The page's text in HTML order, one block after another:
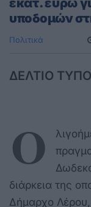
υποδομών
Πολιτικά
ΔΕΛΤΙΟ
Ο
διάρκεια της
Δήμαρχο Λέρου,